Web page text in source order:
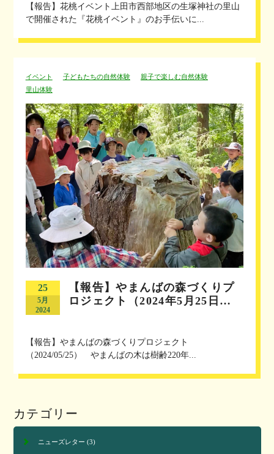
【報告】花桃イベント上田市西部地区の生塚神社の里山
で開催された『花桃イベント』のお手伝いに...
イベント 子どもたちの自然体験
親子で楽しむ自然体験
里山体験
25
5月
2024
【報告】やまんばの森づくりプ
ロジェクト（2024年5月25日…
【報告】やまんばの森づくりプロジェクト
（2024/05/25） やまんばの木は樹齢220年...
カテゴリー
ニューズレター (3)